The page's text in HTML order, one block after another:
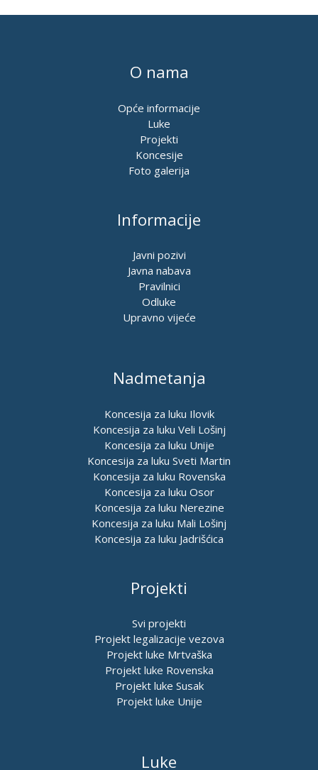
O nama
Opće informacije
Luke
Projekti
Koncesije
Foto galerija
Informacije
Javni pozivi
Javna nabava
Pravilnici
Odluke
Upravno vijeće
Nadmetanja
Koncesija za luku Ilovik
Koncesija za luku Veli Lošinj
Koncesija za luku Unije
Koncesija za luku Sveti Martin
Koncesija za luku Rovenska
Koncesija za luku Osor
Koncesija za luku Nerezine
Koncesija za luku Mali Lošinj
Koncesija za luku Jadrišćica
Projekti
Svi projekti
Projekt legalizacije vezova
Projekt luke Mrtvaška
Projekt luke Rovenska
Projekt luke Susak
Projekt luke Unije
Luke